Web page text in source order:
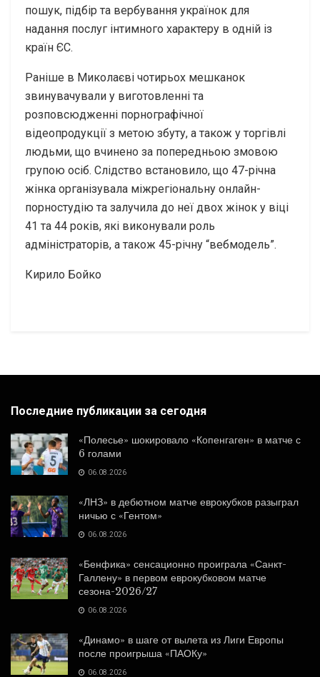
пошук, підбір та вербування українок для
надання послуг інтимного характеру в одній із
країн ЄС.
Раніше в Миколаєві чотирьох мешканок
звинувачували у виготовленні та
розповсюдженні порнографічної
відеопродукції з метою збуту, а також у торгівлі
людьми, що вчинено за попередньою змовою
групою осіб. Слідство встановило, що 47-річна
жінка організувала міжрегіональну онлайн-
порностудію та залучила до неї двох жінок у віці
41 та 44 років, які виконували роль
адміністраторів, а також 45-річну “вебмодель”.
Кирило Бойко
Последние публикации за сегодня
«Полесье» шокировало «Копенгаген» в матче с
6 голами
06.08.2026
«ЛНЗ» в дебютном матче еврокубков разыграл
ничью с «Гентом»
06.08.2026
«Бенфика» сенсационно проиграла «Санкт-
Галлену» в первом еврокубковом матче
сезона-2026/27
06.08.2026
«Динамо» в шаге от вылета из Лиги Европы
после проигрыша «ПАОКу»
06.08.2026